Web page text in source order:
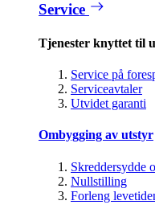
Service
Tjenester knyttet til
Service på
Serviceavtaler
Utvidet garanti
Ombygging av utstyr
Skreddersydde
Nullstilling
Forleng